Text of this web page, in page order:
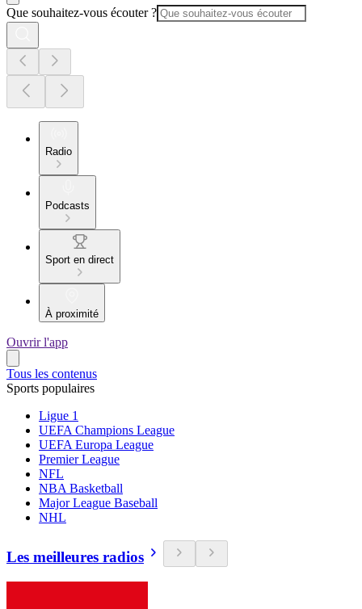
Que souhaitez-vous écouter ?
Radio
Podcasts
Sport en direct
À proximité
Ouvrir l'app
Tous les contenus
Sports populaires
Ligue 1
UEFA Champions League
UEFA Europa League
Premier League
NFL
NBA Basketball
Major League Baseball
NHL
Les meilleures radios